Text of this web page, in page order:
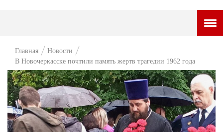
НОВОСТИ
ВОПРОС НЕДЕЛИ
ПРЕМЬЕРА
ТАМ И ТУТ
Главная
Новости
В Новочеркасске почтили память жертв трагедии 1962 года